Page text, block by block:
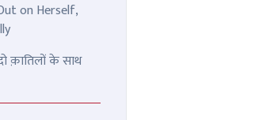
on Herself,
क़ातिलों के साथ